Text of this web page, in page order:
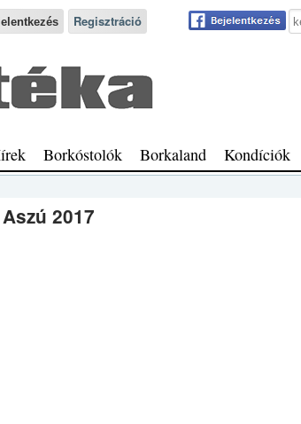
Regisztráció
Borkóstolók Borkaland Kondíciók
2017